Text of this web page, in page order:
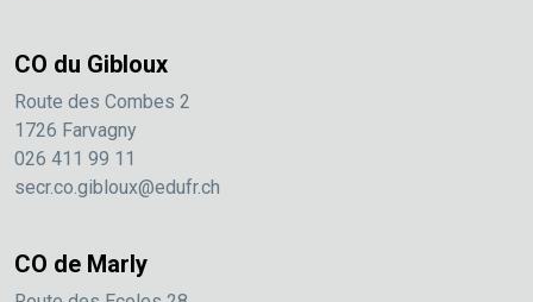
CO du Gibloux
Route des Combes 2
1726 Farvagny
026 411 99 11
secr.co.gibloux@edufr.ch
CO de Marly